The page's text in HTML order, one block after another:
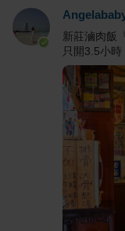
新莊滷肉飯
只開3.5小時